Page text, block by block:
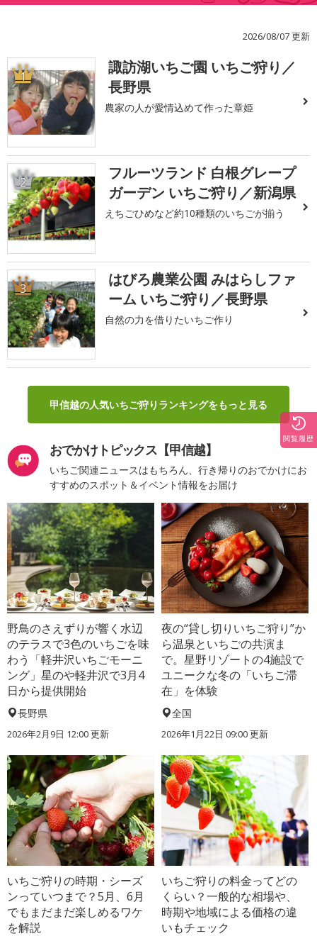
2026/08/07 更新
1
諏訪湖いちご園 いちご狩り／
長野県
農家の人が愛情込めて作った章姫
2
フルーツランド 白根グレープ
ガーデン いちご狩り／新潟県
えちごひめなど約10種類のいちごが揃う
3
はびろ農業公園 みはらしファ
ーム いちご狩り／長野県
自然の力を借りたいちご作り
甲信越の人気いちご狩りランキングをもっと見る
おでかけトピックス【甲信越】
いちご関連ニュースはもちろん、行き帰りのおでかけにお
すすめのスポット＆イベント情報をお届け
野鳥のさえずりが響く水辺
のテラスで3色のいちごを味
わう「軽井沢いちごモーニ
ング」星のや軽井沢で3月4
日から提供開始
長野県
2026年2月9日 12:00 更新
夜の“貸し切りいちご狩り”か
ら温泉といちごの共演ま
で。星野リゾートの4施設で
ユニークな冬の「いちご滞
在」を体験
全国
2026年1月22日 09:00 更新
いちご狩りの時期・シーズ
ンっていつまで？5月、6月
でもまだまだ楽しめるワケ
を解説
いちご狩りの料金ってどの
くらい？一般的な相場や、
時期や地域による価格の違
いもチェック
閲覧履歴